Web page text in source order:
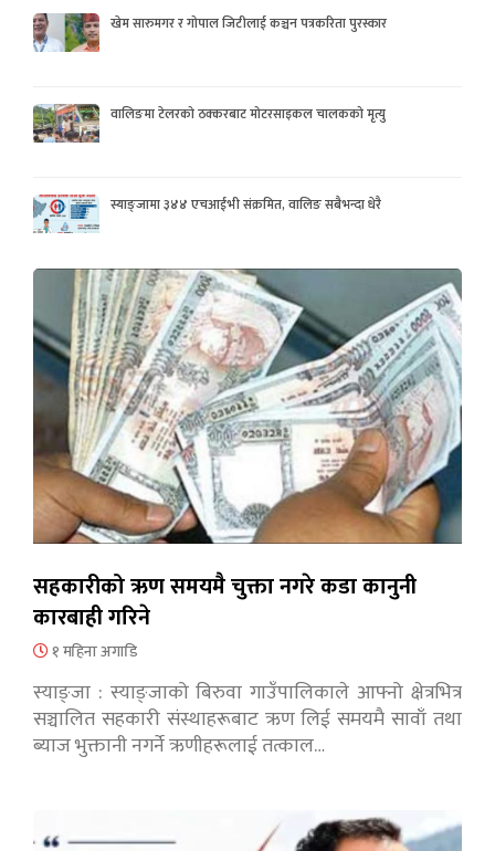
खेम सारुमगर र गोपाल जिटीलाई कञ्चन पत्रकरिता पुरस्कार
वालिङमा टेलरको ठक्करबाट मोटरसाइकल चालकको मृत्यु
स्याङ्जामा ३४४ एचआईभी संक्रमित, वालिङ सबैभन्दा धेरै
सहकारीको ऋण समयमै चुक्ता नगरे कडा कानुनी
कारबाही गरिने
१ महिना अगाडि
स्याङ्जा : स्याङ्जाको बिरुवा गाउँपालिकाले आफ्नो क्षेत्रभित्र
सञ्चालित सहकारी संस्थाहरूबाट ऋण लिई समयमै सावाँ तथा
ब्याज भुक्तानी नगर्ने ऋणीहरूलाई तत्काल…